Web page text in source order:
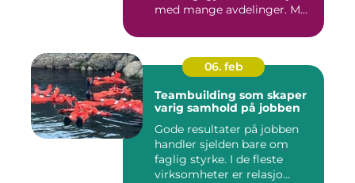
med mange avdelinger. M...
06. feb
Teambuilding som skaper
varig samhold på jobben
Gode resultater på jobben
handler sjelden bare om
faglig styrke. I de fleste
virksomheter er relasjo...